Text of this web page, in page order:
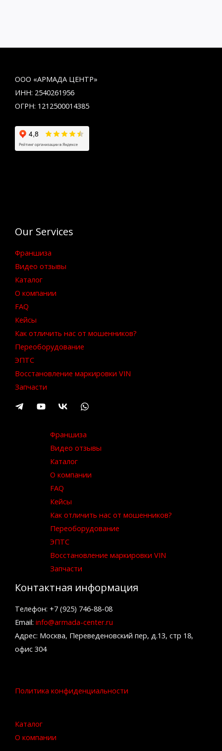
ООО «АРМАДА ЦЕНТР»
ИНН: 2540261956
ОГРН: 1212500014385
Our Services
Франшиза
Видео отзывы
Каталог
О компании
FAQ
Кейсы
Как отличить нас от мошенников?
Переоборудование
ЭПТС
Восстановление маркировки VIN
Запчасти
Франшиза
Видео отзывы
Каталог
О компании
FAQ
Кейсы
Как отличить нас от мошенников?
Переоборудование
ЭПТС
Восстановление маркировки VIN
Запчасти
Контактная информация
Телефон: +7 (925) 746-88-08
Email: info@armada-center.ru
Адрес: Москва, Переведеновский пер, д.13, стр 18,
офис 304
Политика конфиденциальности
Каталог
О компании